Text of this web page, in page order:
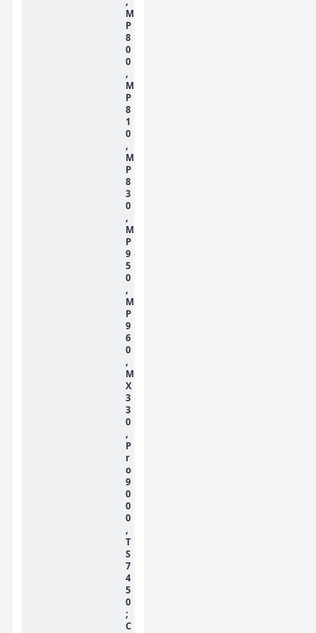
M
P
8
0
0
,
M
P
8
1
0
,
M
P
8
3
0
,
M
P
9
5
0
,
M
P
9
6
0
,
M
X
3
3
0
,
P
r
o
9
0
0
0
,
T
S
7
4
5
0
;
C